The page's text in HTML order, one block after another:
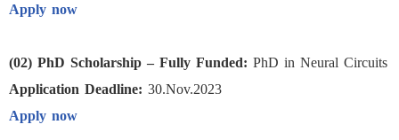
Apply now
(02) PhD Scholarship – Fully Funded: PhD in Neural Circuits
Application Deadline: 30.Nov.2023
Apply now